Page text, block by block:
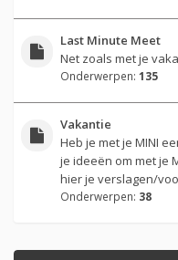
Last Minute Meet
Net zoals met je
Onderwerpen: 135
Vakantie
Heb je met je MINI
je ideeën om met je
hier je verslagen/
Onderwerpen: 38